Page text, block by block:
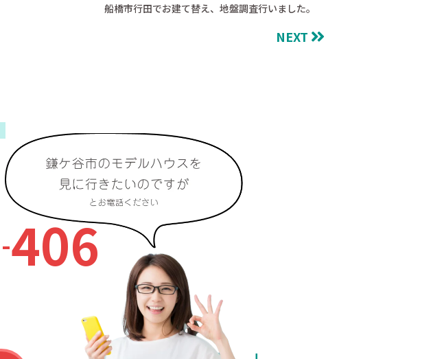
NEXT
船橋市行田でお建て替え、地盤調査行いました。
406